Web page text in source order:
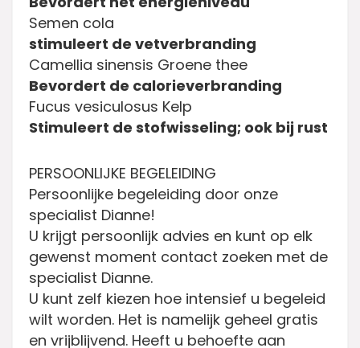
Semen cola
stimuleert de vetverbranding
Camellia sinensis Groene thee
Bevordert de calorieverbranding
Fucus vesiculosus Kelp
Stimuleert de stofwisseling; ook bij rust
PERSOONLIJKE BEGELEIDING
Persoonlijke begeleiding door onze
specialist Dianne!
U krijgt persoonlijk advies en kunt op elk
gewenst moment contact zoeken met de
specialist Dianne.
U kunt zelf kiezen hoe intensief u begeleid
wilt worden. Het is namelijk geheel gratis
en vrijblijvend. Heeft u behoefte aan